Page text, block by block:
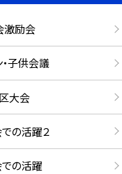
激励会
子供会議
大会
の活躍２
での活躍